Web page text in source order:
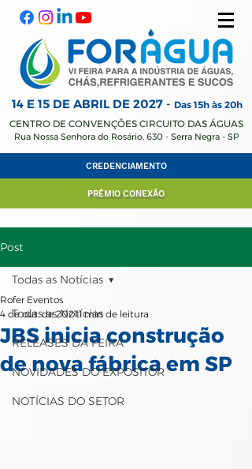
14 E 15 DE ABRIL DE 2027 - Das 15h às 20h
CENTRO DE CONVENÇÕES CIRCUITO DAS ÁGUAS
Rua Nossa Senhora do Rosário, 630 - Serra Negra - SP
CREDENCIAMENTO
PRÊMIO CONEXÃO
Post
Todas as Notícias
RELEASES DA FEIRA
NOVIDADES DO EXPOSITOR
NOTÍCIAS DO SETOR
Todas as Notícias
JBS inicia construção
de nova fábrica em SP
Rofer Eventos
4 de out. de 20211 min de leitura